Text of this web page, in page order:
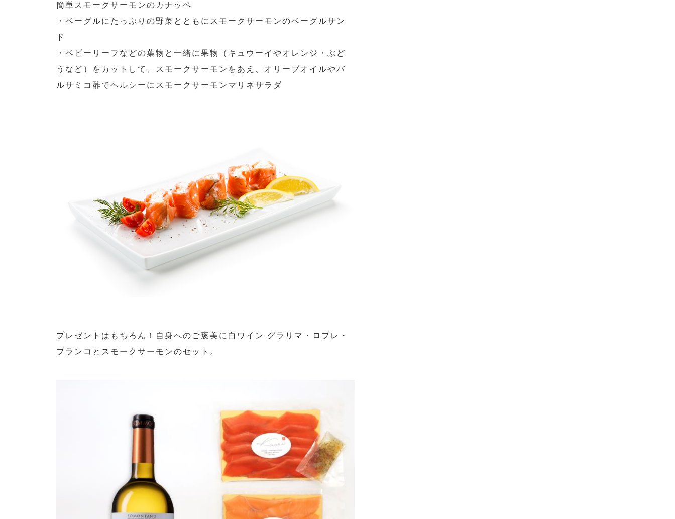
簡単スモークサーモンのカナッペ
・ベーグルにたっぷりの野菜とともにスモークサーモンのベーグルサン
ド
・ベビーリーフなどの葉物と一緒に果物（キュウーイやオレンジ・ぶど
うなど）をカットして、スモークサーモンをあえ、オリーブオイルやバ
ルサミコ酢でヘルシーにスモークサーモンマリネサラダ
プレゼントはもちろん！自身へのご褒美に白ワイン グラリマ・ロブレ・
ブランコとスモークサーモンのセット。